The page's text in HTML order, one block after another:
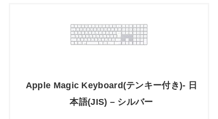
Apple Magic Keyboard(テンキー付き)- 日
本語(JIS) – シルバー